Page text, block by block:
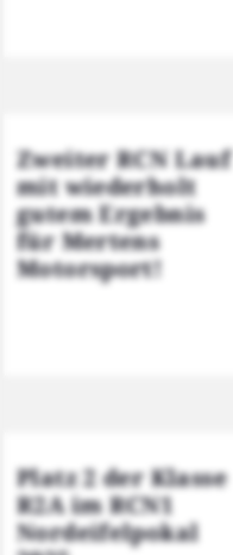
Zwei­ter RCN Lauf
mit wie­der­holt
gutem Ergeb­nis
für Mer­tens
Motor­sport!
Platz 2 der Klas­se
R2A im RCN1
Nord­ei­fel­po­kal